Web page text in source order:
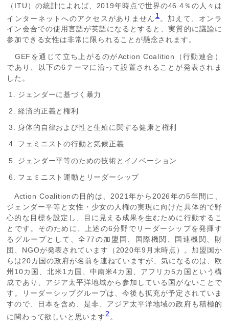
（ITU）の統計によれば、2019年時点で世界の46.4％の人々は
インターネットへのアクセスがありません1 。加えて、オンラ
イン会合での使用言語が英語になるとすると、実質的に議論に
参加できる女性は非常に限られることが懸念されます。
GEFを通じて立ち上がるのがAction Coalition（行動連合）
であり、以下の6テーマに沿って設置されることが発表されま
した。
ジェンダーに基づく暴力
経済的正義と権利
身体的自律および性と生殖に関する健康と権利
フェミニストの行動と気候正義
ジェンダー平等のための技術とイノベーション
フェミニスト運動とリーダーシップ
Action Coalitionの目的は、2021年から2026年の5年間に、
ジェンダー平等と女性・少女の人権の実現に向けた具体的で野
心的な目標を設定し、目に見える成果を生むために行動するこ
とです。そのために、上述の6分野でリーダーシップを発揮す
るグループとして、全77の加盟国、国際機関、国連機関、財
団、NGOが発表されています（2020年9月末時点）。加盟国か
らは20カ国の政府が名前を連ねていますが、気になるのは、欧
州10カ国、北米1カ国、中南米4カ国、アフリカ5カ国という構
成であり、アジア太平洋地域から参加している国がないことで
す。リーダーシップグループは、今後も拡充が予定されていま
すので、日本を含め、是非、アジア太平洋地域の政府も積極的
に関わって欲しいと思います2。